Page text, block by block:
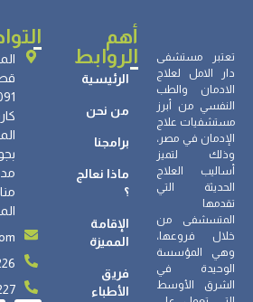
تعتبر مستشفى
دار الامل لعلاج
الادمان والطب
النفسي من أبرز
مستشفيات علاج
الإدمان في مصر،
وذلك لتميز
أساليب العلاج
الحديثة التي
تقدمها
المتسشفى من
خلال فروعها،
وهي المؤسسة
الوحيدة في
الشرق الأوسط
أهم
الروابط
الرئيسية
من نحن
برامجنا
ماذا نعالج
؟
الإقامة
المميزة
فريق
الأطباء